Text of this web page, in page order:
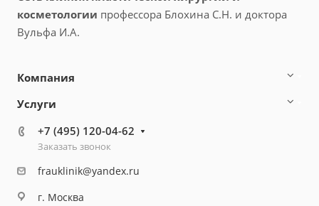
косметологии профессора Блохина С.Н. и доктора
Вульфа И.А.
Компания
Услуги
+7 (495) 120-04-62
Заказать звонок
frauklinik@yandex.ru
г. Москва